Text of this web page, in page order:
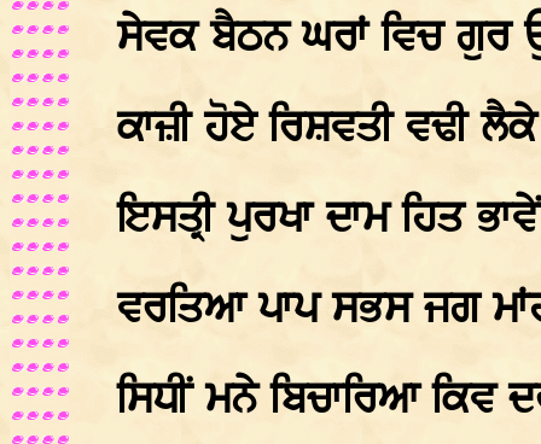
ਸੇਵਕ ਬੈਠਨ ਘਰਾਂ ਵਿਚ ਗੁਰ
ਕਾਜ਼ੀ ਹੋਏ ਰਿਸ਼ਵਤੀ ਵਢੀ
ਇਸਤ੍ਰੀ ਪੁਰਖਾ ਦਾਮ ਹਿਤ
ਵਰਤਿਆ ਪਾਪ ਸਭਸ ਜਗ
ਸਿਧੀਂ ਮਨੇ ਬਿਚਾਰਿਆ ਕਿਵ